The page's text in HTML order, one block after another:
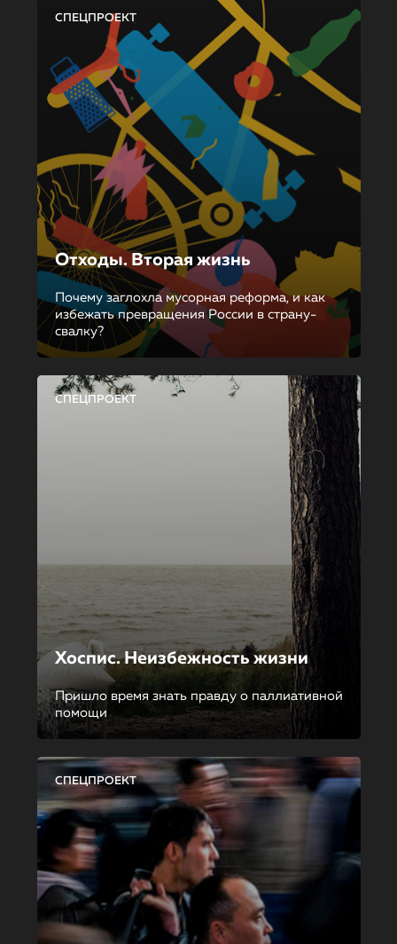
СПЕЦПРОЕКТ
Отходы. Вторая жизнь
Почему заглохла мусорная реформа, и как
избежать превращения России в страну-
свалку?
СПЕЦПРОЕКТ
Хоспис. Неизбежность жизни
Пришло время знать правду о паллиативной
помощи
СПЕЦПРОЕКТ